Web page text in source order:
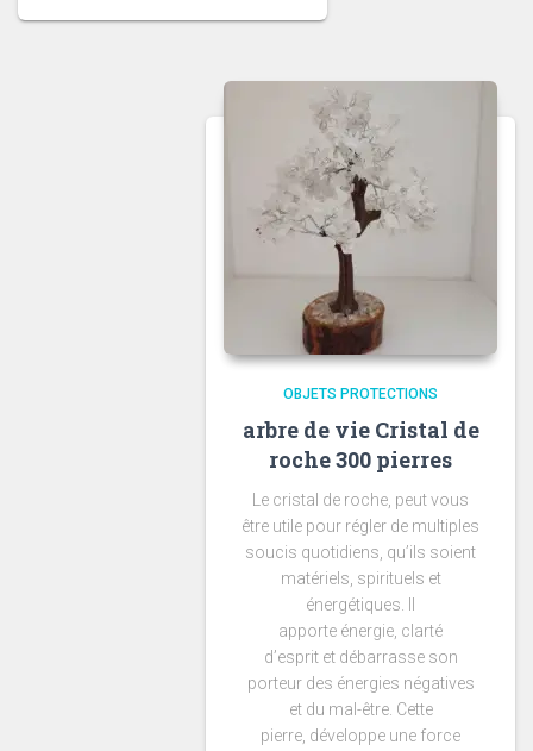
OBJETS PROTECTIONS
arbre de vie Cristal de
roche 300 pierres
Le cristal de roche, peut vous
être utile pour régler de multiples
soucis quotidiens, qu’ils soient
matériels, spirituels et
énergétiques. Il
apporte énergie, clarté
d’esprit et débarrasse son
porteur des énergies négatives
et du mal-être. Cette
pierre, développe une force